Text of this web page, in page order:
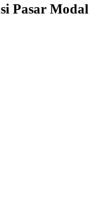
Pasar Modal